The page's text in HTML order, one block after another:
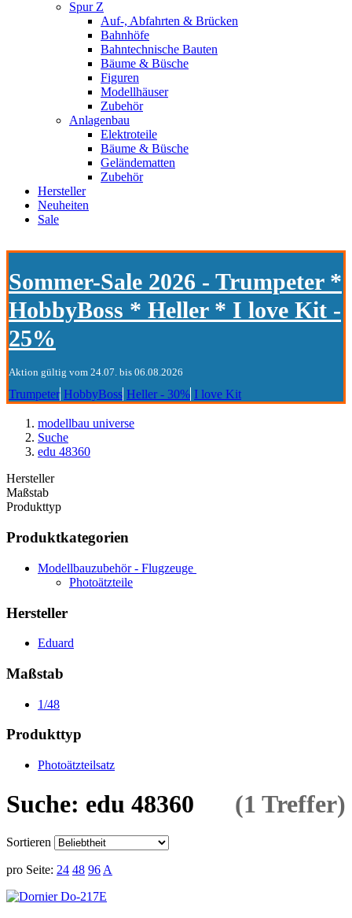
Spur Z
Auf-, Abfahrten & Brücken
Bahnhöfe
Bahntechnische Bauten
Bäume & Büsche
Figuren
Modellhäuser
Zubehör
Anlagenbau
Elektroteile
Bäume & Büsche
Geländematten
Zubehör
Hersteller
Neuheiten
Sale
Sommer-Sale 2026 - Trumpeter *
HobbyBoss * Heller * I love Kit -
25%
Aktion gültig vom 24.07. bis 06.08.2026
Trumpeter HobbyBoss Heller - 30% I love Kit
modellbau universe
Suche
edu 48360
Hersteller
Maßstab
Produkttyp
Produktkategorien
Modellbauzubehör - Flugzeuge
Photoätzteile
Hersteller
Eduard
Maßstab
1/48
Produkttyp
Photoätzteilsatz
Suche: edu 48360 (1 Treffer)
Sortieren
pro Seite: 24 48 96 A